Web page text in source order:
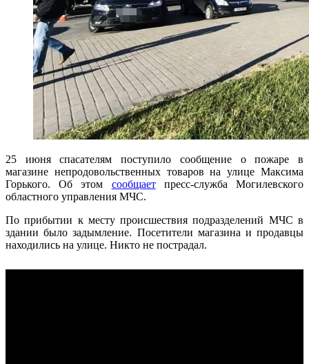
25 июня спасателям поступило сообщение о пожаре в
магазине непродовольственных товаров на улице Максима
Горького. Об этом сообщаетпресс-служба Могилевского
областного управления МЧС.
По прибытии к месту происшествия подразделений МЧС в
здании было задымление. Посетители магазина и продавцы
находились на улице. Никто не пострадал.